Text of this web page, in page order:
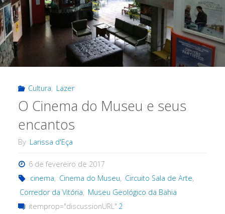
Cultura, Lazer
O Cinema do Museu e seus
encantos
By Larissa d'Eça
6 de fevereiro de 2017
cinema, Cinema do Museu, Circuito Sala de Arte,
Corredor da Vitória, Museu Geológico da Bahia
itemprop="discussionURL" 2